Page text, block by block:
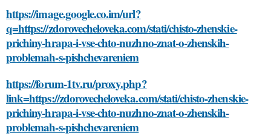
https://image.google.co.im/url?
q=https://zdorovecheloveka.com/stati/chisto-zhenskie-
prichiny-hrapa-i-vse-chto-nuzhno-znat-o-zhenskih-
problemah-s-pishchevareniem
https://forum-1tv.ru/proxy.php?
link=https://zdorovecheloveka.com/stati/chisto-zhenskie-
prichiny-hrapa-i-vse-chto-nuzhno-znat-o-zhenskih-
problemah-s-pishchevareniem